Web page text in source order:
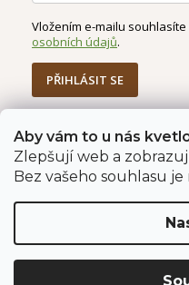
Aby vám to u nás
Zlepšují web a
Bez vašeho souhlasu
Vložením e-mailu
osobních údajů.
PŘIHLÁSIT SE
Jahodárna
Vytvořil
Jahodárna